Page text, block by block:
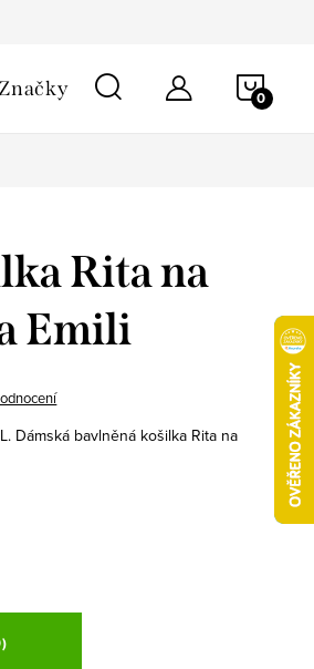
Značky
Rita na
Emili
Dámská bavlněná košilka Rita na